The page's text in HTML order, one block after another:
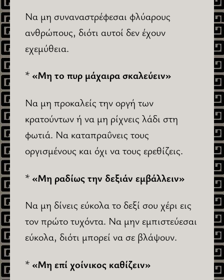
Να μη συναναστρέφεσαι φλύαρους
ανθρώπους, διότι αυτοί δεν έχουν
εχεμύθεια.
*«Μη το πυρ μάχαιρα σκαλεύειν»
Να μη προκαλείς την οργή των
κρατούντων ή να μη ρίχνεις λάδι στη
φωτιά. Να καταπραΰνεις τους
οργισμένους και όχι να τους ερεθίζεις.
*«Μη ραδίως την δεξιάν εμβάλλειν»
Να μη δίνεις εύκολα το δεξί σου χέρι εις
τον πρώτο τυχόντα. Να μην εμπιστεύεσαι
εύκολα, διότι μπορεί να σε βλάψουν.
*«Μη επί χοίνικος καθίζειν»